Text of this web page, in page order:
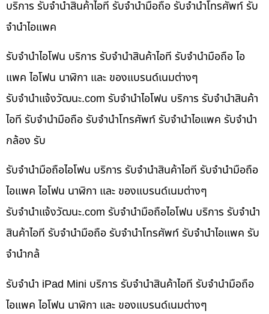
บริการ รับจำนำสินค้าไอที รับจำนำมือถือ รับจำนำโทรศัพท์ รับ
จำนำไอแพค
รับจำนำไอโฟน บริการ รับจำนำสินค้าไอที รับจำนำมือถือ ไอ
แพค ไอโฟน นาฬิกา และ ของแบรนด์เนมต่างๆ
รับจํานําแจ้งวัฒนะ.com รับจำนำไอโฟน บริการ รับจำนำสินค้า
ไอที รับจำนำมือถือ รับจำนำโทรศัพท์ รับจำนำไอแพค รับจำนำ
กล้อง รับ
รับจำนำมือถือไอโฟน บริการ รับจำนำสินค้าไอที รับจำนำมือถือ
ไอแพค ไอโฟน นาฬิกา และ ของแบรนด์เนมต่างๆ
รับจํานําแจ้งวัฒนะ.com รับจำนำมือถือไอโฟน บริการ รับจำนำ
สินค้าไอที รับจำนำมือถือ รับจำนำโทรศัพท์ รับจำนำไอแพค รับ
จำนำกล้
รับจำนำ iPad Mini บริการ รับจำนำสินค้าไอที รับจำนำมือถือ
ไอแพค ไอโฟน นาฬิกา และ ของแบรนด์เนมต่างๆ